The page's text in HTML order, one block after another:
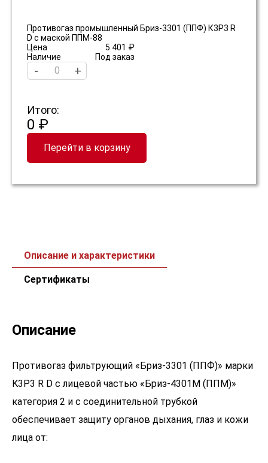
Противогаз промышленный Бриз-3301 (ППФ) К3Р3 R
D с маской ППМ-88
Цена
5 401 ₽
Наличие
Под заказ
- +
Итого:
0 ₽
Перейти в корзину
Описание и характеристики
Сертификаты
Описание
Противогаз фильтрующий «Бриз-3301 (ППФ)» марки
K3Р3 R D с лицевой частью «Бриз-4301М (ППМ)»
категория 2 и с соединительной трубкой
обеспечивает защиту органов дыхания, глаз и кожи
лица от: